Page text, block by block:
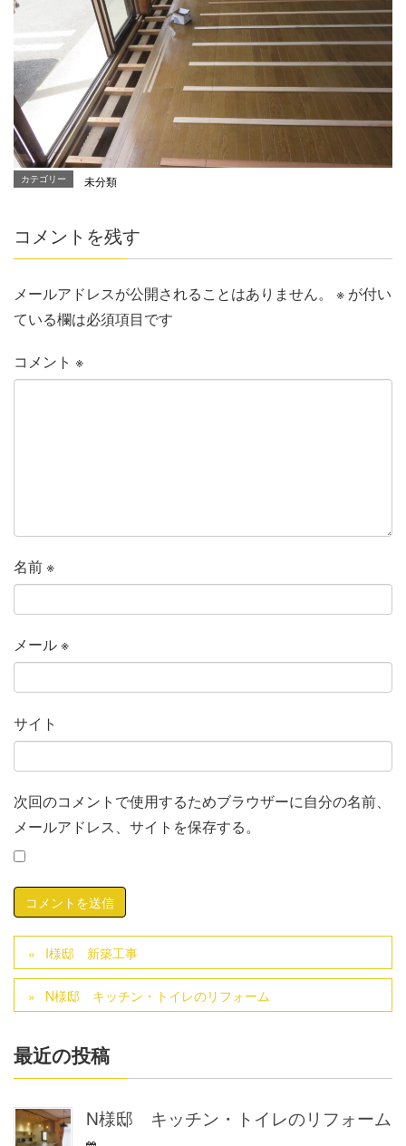
カテゴリー 未分類
コメントを残す
メールアドレスが公開されることはありません。 ※ が付い
ている欄は必須項目です
コメント ※
名前※
メール※
サイト
次回のコメントで使用するためブラウザーに自分の名前、
メールアドレス、サイトを保存する。
I様邸 新築工事
N様邸 キッチン・トイレのリフォーム
最近の投稿
N様邸 キッチン・トイレのリフォーム